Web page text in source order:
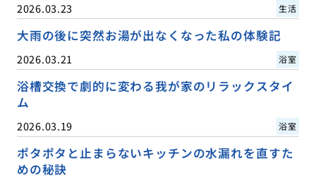
2026.03.23 生活
大雨の後に突然お湯が出なくなった私の体験記
2026.03.21 浴室
浴槽交換で劇的に変わる我が家のリラックスタイ
ム
2026.03.19 浴室
ポタポタと止まらないキッチンの水漏れを直すた
めの秘訣